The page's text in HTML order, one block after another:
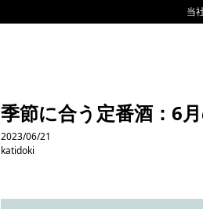
当
季節に合う定番酒：6
2023/06/21
katidoki